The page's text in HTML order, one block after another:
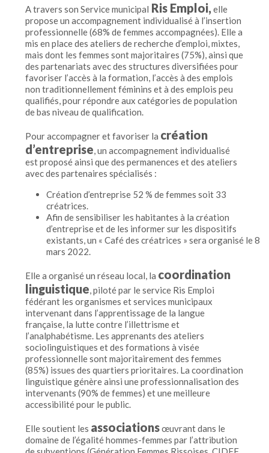
A travers son Service municipal Ris Emploi, elle
propose un accompagnement individualisé à l’insertion
professionnelle (68% de femmes accompagnées). Elle a
mis en place des ateliers de recherche d’emploi, mixtes,
mais dont les femmes sont majoritaires (75%), ainsi que
des partenariats avec des structures diversifiées pour
favoriser l’accès à la formation, l’accès à des emplois
non traditionnellement féminins et à des emplois peu
qualifiés, pour répondre aux catégories de population
de bas niveau de qualification.
Pour accompagner et favoriser la création
d’entreprise, un accompagnement individualisé
est proposé ainsi que des permanences et des ateliers
avec des partenaires spécialisés :
Création d’entreprise 52 % de femmes soit 33
créatrices.
Afin de sensibiliser les habitantes à la création
d’entreprise et de les informer sur les dispositifs
existants, un « Café des créatrices » sera organisé le 8
mars 2022.
Elle a organisé un réseau local, la coordination
linguistique, piloté par le service Ris Emploi
fédérant les organismes et services municipaux
intervenant dans l’apprentissage de la langue
française, la lutte contre l’illettrisme et
l’analphabétisme. Les apprenants des ateliers
sociolinguistiques et des formations à visée
professionnelle sont majoritairement des femmes
(85%) issues des quartiers prioritaires. La coordination
linguistique génère ainsi une professionnalisation des
intervenants (90% de femmes) et une meilleure
accessibilité pour le public.
Elle soutient les associationsœuvrant dans le
domaine de l’égalité hommes-femmes par l’attribution